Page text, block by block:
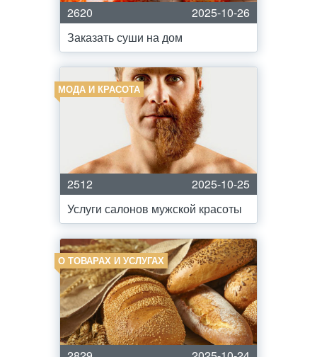
2620
2025-10-26
Заказать суши на дом
МОДА И КРАСОТА
2512
2025-10-25
Услуги салонов мужской красоты
О ТОВАРАХ И УСЛУГАХ